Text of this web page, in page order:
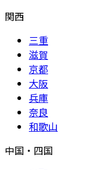
関西
三重
滋賀
京都
大阪
兵庫
奈良
和歌山
中国・四国